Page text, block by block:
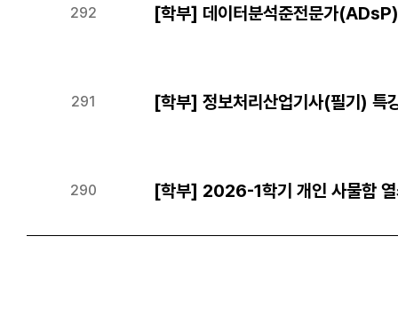
292 [학부] 데이터분석준전문가
291 [학부] 정보처리산업기사(필기)
290 [학부] 2026-1학기 개인 사물함 열